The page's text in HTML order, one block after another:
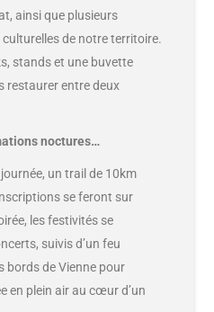
ainsi que plusieurs
de notre territoire.
stands et une buvette
restaurer entre deux
noctures…
un trail de 10km
se feront sur
les festivités se
suivis d’un feu
bords de Vienne pour
en plein air au cœur d’un